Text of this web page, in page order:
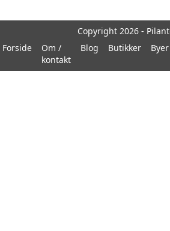
Copyright 2026 -
Forside
Om /
kontakt
Blog Butikker Byer